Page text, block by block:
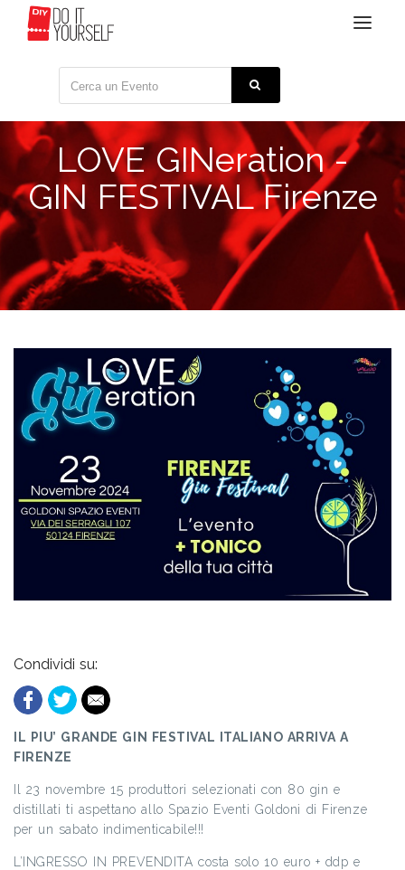
Toggle
LOVE GINeration -
GIN FESTIVAL Firenze
Condividi su:
IL PIU’ GRANDE GIN FESTIVAL ITALIANO ARRIVA A
FIRENZE
Il 23 novembre 15 produttori selezionati con 80 gin e
distillati ti aspettano allo Spazio Eventi Goldoni di Firenze
per un sabato indimenticabile!!!
L’INGRESSO IN PREVENDITA costa solo 10 euro + ddp e